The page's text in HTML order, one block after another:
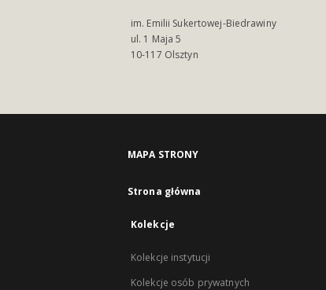
im. Emilii Sukertowej-Biedrawiny
ul. 1 Maja 5
10-117 Olsztyn
MAPA STRONY
Strona główna
Kolekcje
Kolekcje instytucji
Kolekcje osób prywatnych